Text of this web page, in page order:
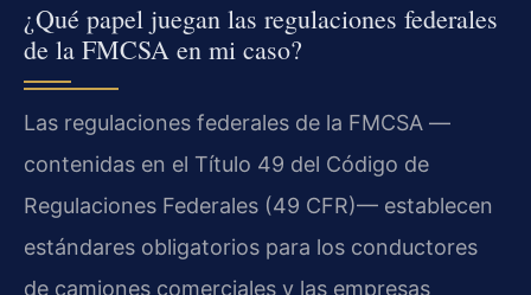
¿Qué papel juegan las regulaciones federales
de la FMCSA en mi caso?
Las regulaciones federales de la FMCSA —
contenidas en el Título 49 del Código de
Regulaciones Federales (49 CFR)— establecen
estándares obligatorios para los conductores
de camiones comerciales y las empresas